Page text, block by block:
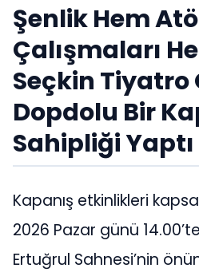
Şenlik Hem
Çalışmaları
Seçkin Tiyatro
Dopdolu Bir
Sahipliği Yaptı
Kapanış etkinlikleri
2026 Pazar günü
Ertuğrul Sahnesi’nin